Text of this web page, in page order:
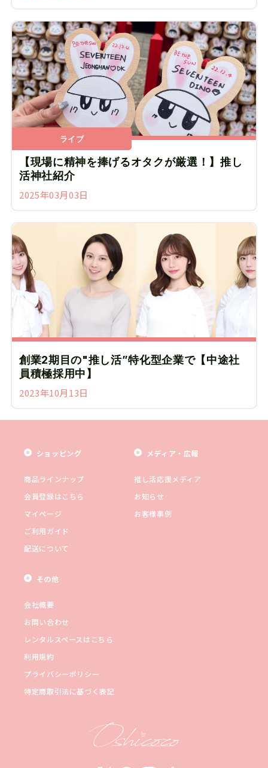
ライブ
【現場に精神を捧げるオタクが厳選！】推し
活神社紹介
2025年03月03日
創業2期目の"推し活”特化型企業で【中途社
員積極採用中】
2023年10月13日
ショッピング
商品ラインナップ
会員登録はこちら
マイページ
ご利用ガイド
配送について
メディア・広報
推し活応援メディア
お知らせ
お客様事例
その他
会社概要
お問い合わせ
レンタルスペースはこちら
利用規約
プライバシーポリシー
特定商取引法に基づく表記